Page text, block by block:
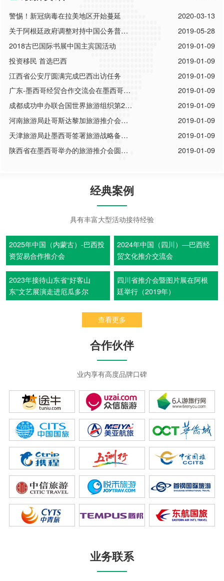
保罗是个拥有3000多万人口的大城市，但
代，拉丁美洲各国民族独立意识空前强
烈。作为拉美最大最强的国家巴
警惕！新冠病毒在拉美地区开始蔓延
2020-03-13
关于阿根廷政府调整对持中国公务普通
护照人员入境政策的通知
2019-05-28
2018古巴国际书展中国主宾国活动
2019-01-09
投资移民 首选巴西
2019-01-09
江西省公安厅圆满完成巴西出访任务
2019-01-09
广东-墨西哥经贸合作交流会在墨西哥城
圆满落幕
2019-01-09
成都成功申办联合国世界旅游组织第22
届全体大会
2019-01-09
河南旅游局赴哥斯达黎加旅游推介会圆
满成功
2019-01-09
天津旅游局赴墨西哥签署旅游战略备忘
录
2019-01-09
陕西省在墨西哥举办的旅游推介会圆满
2019-01-09
经典案例
具有丰富大型活动接待经验
2025年中国（内蒙古）-巴西投
资贸易合作推介会
2024年中国（四川）—巴西经
贸文化推介交流会
2023年接待山东省“好客山
东”文艺展演走进厄瓜多尔
四川省推介会暨图片展在阿根
廷举行（2019年）
查看更多
合作伙伴
业内享有高度品牌口碑
业务联系